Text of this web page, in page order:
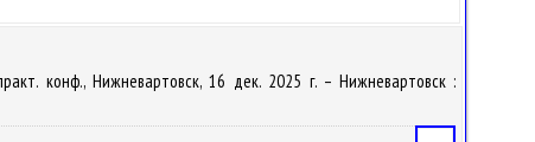
конф., Нижневартовск, 16 дек. 2025 г. – Нижневартовск :